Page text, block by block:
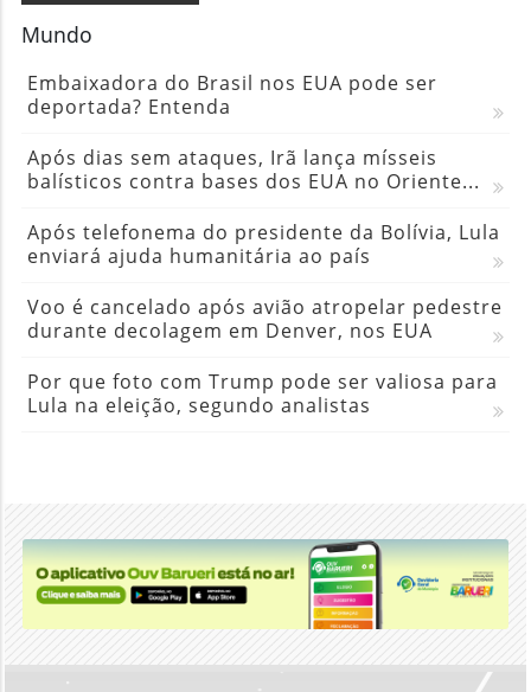
Mundo
Embaixadora do Brasil nos EUA pode ser
deportada? Entenda
Após dias sem ataques, Irã lança mísseis
balísticos contra bases dos EUA no Oriente...
Após telefonema do presidente da Bolívia, Lula
enviará ajuda humanitária ao país
Voo é cancelado após avião atropelar pedestre
durante decolagem em Denver, nos EUA
Por que foto com Trump pode ser valiosa para
Lula na eleição, segundo analistas